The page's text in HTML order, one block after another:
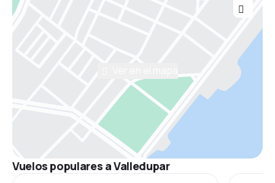
Vuelos populares a Valledupar